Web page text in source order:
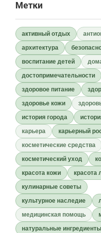
Метки
активный отдых
архитектура
воспитание детей
достопримечательности
здоровое питание
здоровье кожи
история города
карьера
карьерный
косметические средства
косметический уход
красота кожи
красота
кулинарные советы
культурное наследие
медицинская помощь
натуральные ингредиенты